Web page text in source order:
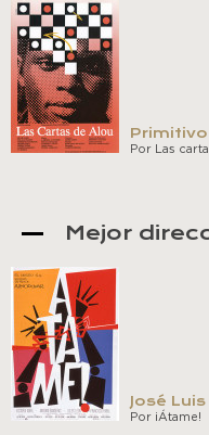
Por Las
Mejor
José
Por ¡Átame!